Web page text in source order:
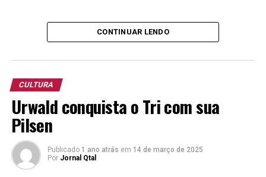
Margarete estará prefeita por duas semanas
versão mais sertaneja, já se percebia uma interação do
forte”, diz o vocalista do Brilha Som, Alessandro Turra.
Em vídeo lançado em suas redes sociais neste dia 3,
Turra, lembra que a música foi uma composição voltado
a Deus, sendo, sim, uma belíssima declaração de amor.
O estilo musical cá do interior do Rio Grande do Sul vem
ganhando o Brasil. É questão de tempo para que nossos
artistas tenham sua arte reconhecida neste país
CONTINUAR LENDO
CULTURA
Urwald conquista o Tri com sua
Pilsen
Publicado 1 ano atrás em 14 de março de 2025
Por Jornal Qtal